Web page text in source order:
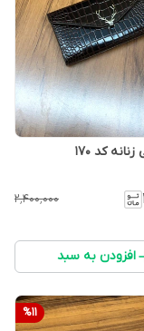
کد ۱۷۰
۲٬۴۰۰٬۰۰۰
افزودن به سبد
%11